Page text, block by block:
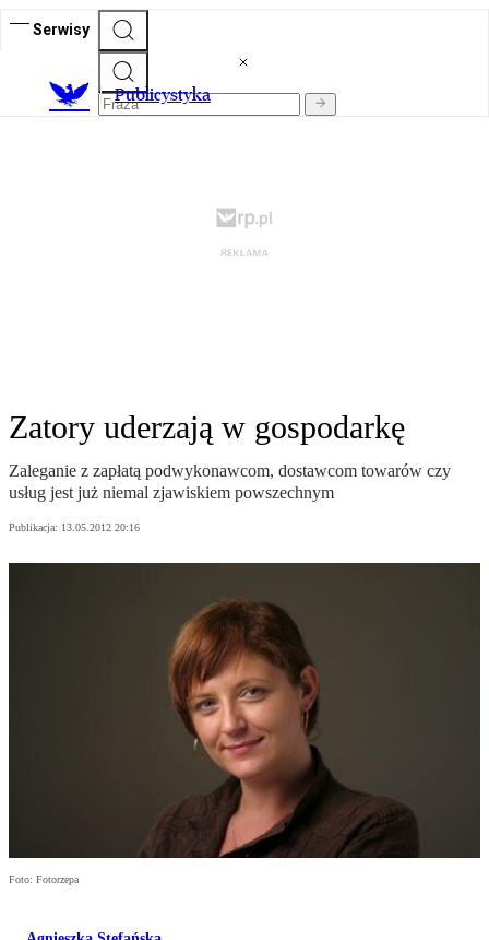
Serwisy
Publicystyka
Zatory uderzają w gospodarkę
Zaleganie z zapłatą podwykonawcom, dostawcom towarów czy
usług jest już niemal zjawiskiem powszechnym
Publikacja: 13.05.2012 20:16
Foto: Fotorzepa